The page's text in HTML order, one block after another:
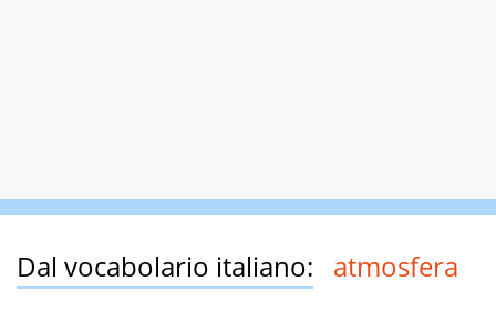
Dal vocabolario italiano: atmosfera